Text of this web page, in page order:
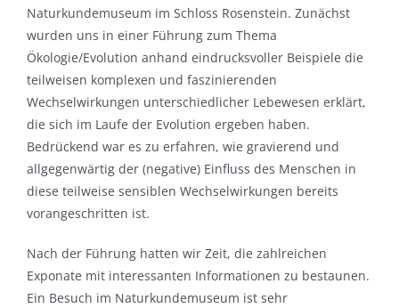
Naturkundemuseum im Schloss Rosenstein. Zunächst
wurden uns in einer Führung zum Thema
Ökologie/Evolution anhand eindrucksvoller Beispiele die
teilweisen komplexen und faszinierenden
Wechselwirkungen unterschiedlicher Lebewesen erklärt,
die sich im Laufe der Evolution ergeben haben.
Bedrückend war es zu erfahren, wie gravierend und
allgegenwärtig der (negative) Einfluss des Menschen in
diese teilweise sensiblen Wechselwirkungen bereits
vorangeschritten ist.
Nach der Führung hatten wir Zeit, die zahlreichen
Exponate mit interessanten Informationen zu bestaunen.
Ein Besuch im Naturkundemuseum ist sehr